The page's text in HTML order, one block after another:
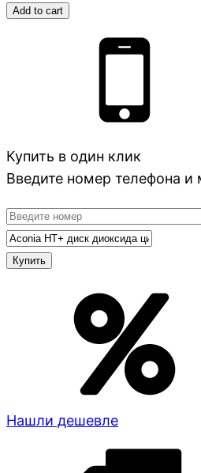
Add to cart
Купить в один клик
Введите номер телефона
Нашли дешевле